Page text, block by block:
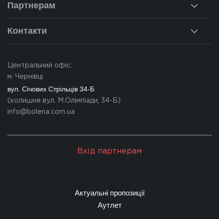
Ремонт вікон
Наші об'єкти
Новини
Партнерам
Для дилерів
Для партнерів
Контакти
Івано-Франківськ
Львів
Закарпаття
Центральний офіс:
м. Чернівці
вул. Січових Стрільців 34-Б
(колишня вул. М.Олімпіади, 34-Б)
info@bolena.com.ua
Вхід партнерам
Актуальні пропозиції
Аутлет